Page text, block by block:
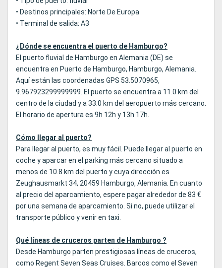
• Destinos principales: Norte De Europa
• Terminal de salida: A3
¿Dónde se encuentra el puerto de Hamburgo?
El puerto fluvial de Hamburgo en Alemania (DE) se
encuentra en Puerto de Hamburgo, Hamburgo, Alemania.
Aquí están las coordenadas GPS 53.5070965,
9.967923299999999. El puerto se encuentra a 11.0 km del
centro de la ciudad y a 33.0 km del aeropuerto más cercano.
El horario de apertura es 9h 12h y 13h 17h.
Cómo llegar al puerto?
Para llegar al puerto, es muy fácil. Puede llegar al puerto en
coche y aparcar en el parking más cercano situado a
menos de 10.8 km del puerto y cuya dirección es
Zeughausmarkt 34, 20459 Hamburgo, Alemania. En cuanto
al precio del aparcamiento, espere pagar alrededor de 83 €
por una semana de aparcamiento. Si no, puede utilizar el
transporte público y venir en taxi.
Qué líneas de cruceros parten de Hamburgo ?
Desde Hamburgo parten prestigiosas líneas de cruceros,
como Regent Seven Seas Cruises. Barcos como el Seven